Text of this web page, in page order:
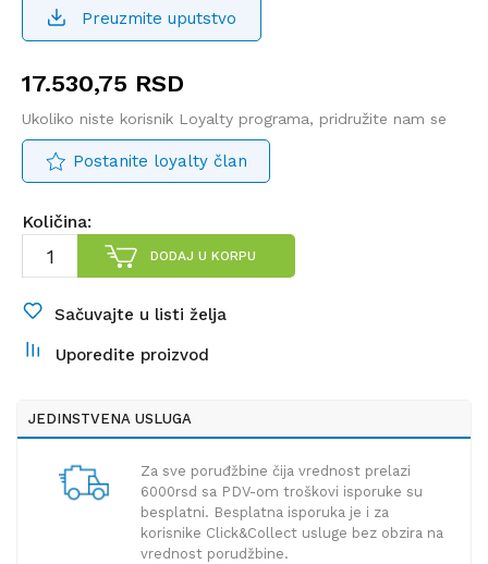
Preuzmite uputstvo
17.530,75 RSD
Ukoliko niste korisnik Loyalty programa, pridružite nam se
Postanite loyalty član
Količina:
DODAJ U KORPU
Sačuvajte u listi želja
Uporedite proizvod
JEDINSTVENA USLUGA
Za sve poruđžbine čija vrednost prelazi
6000rsd sa PDV-om troškovi isporuke su
besplatni. Besplatna isporuka je i za
korisnike Click&Collect usluge bez obzira na
vrednost porudžbine.